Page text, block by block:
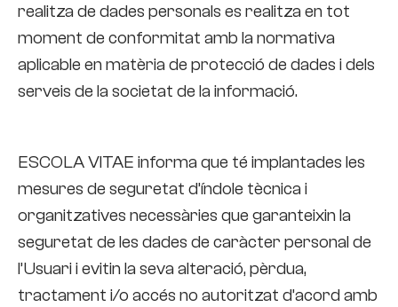
realitza de dades personals es realitza en tot
moment de conformitat amb la normativa
aplicable en matèria de protecció de dades i dels
serveis de la societat de la informació.
ESCOLA VITAE informa que té implantades les
mesures de seguretat d’índole tècnica i
organitzatives necessàries que garanteixin la
seguretat de les dades de caràcter personal de
l’Usuari i evitin la seva alteració, pèrdua,
tractament i/o accés no autoritzat d’acord amb